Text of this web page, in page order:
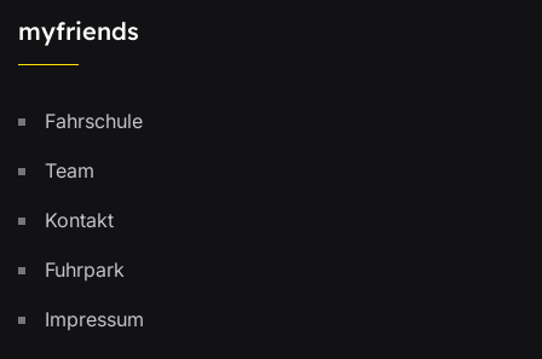
myfriends
Fahrschule
Team
Kontakt
Fuhrpark
Impressum